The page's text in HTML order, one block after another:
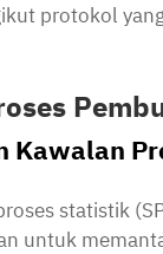
protokol
Kawalan
statistik
untuk